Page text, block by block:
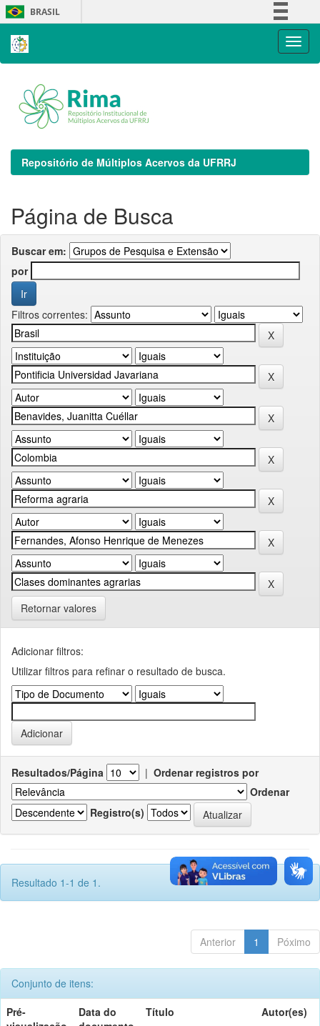
Skip
navigation
BRASIL
Repositório de Múltiplos Acervos da UFRRJ
Página de Busca
Buscar em:
por
Filtros correntes:
Retornar valores
Adicionar filtros:
Utilizar filtros para refinar o resultado de busca.
Resultados/Página | Ordenar registros por
Ordenar
Registro(s)
Resultado 1-1 de 1.
Anterior 1 Póximo
Conjunto de itens:
Pré-
Data do
Título Autor(es)